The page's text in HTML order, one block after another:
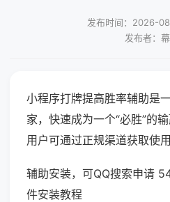
发布时间：2026-
发布者：
小程序打牌提高胜率辅助是
家，快速成为一个“必胜”的
用户可通过正规渠道获取使用
辅助安装，可QQ搜索申请
件安装教程